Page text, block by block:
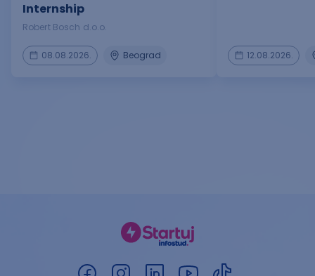
Internship
Robert Bosch d.o.o.
08.08.2026. Beograd 12.08.2026.